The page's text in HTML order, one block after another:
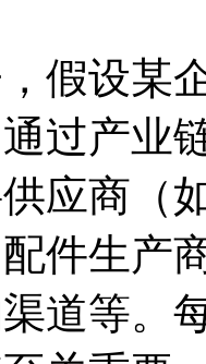
假设某
过产业
应商（
件生产
道等。